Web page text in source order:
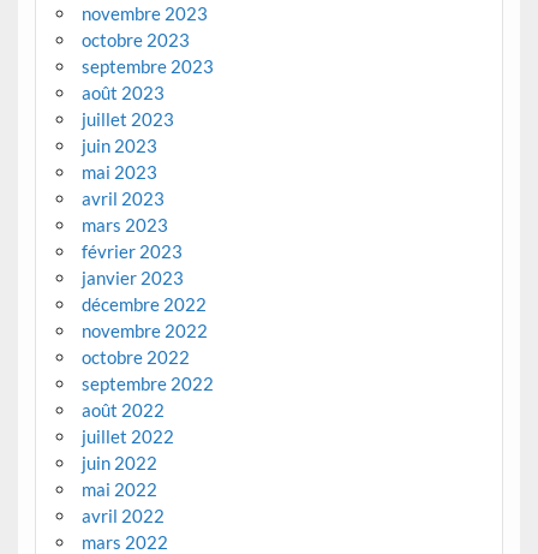
novembre 2023
octobre 2023
septembre 2023
août 2023
juillet 2023
juin 2023
mai 2023
avril 2023
mars 2023
février 2023
janvier 2023
décembre 2022
novembre 2022
octobre 2022
septembre 2022
août 2022
juillet 2022
juin 2022
mai 2022
avril 2022
mars 2022